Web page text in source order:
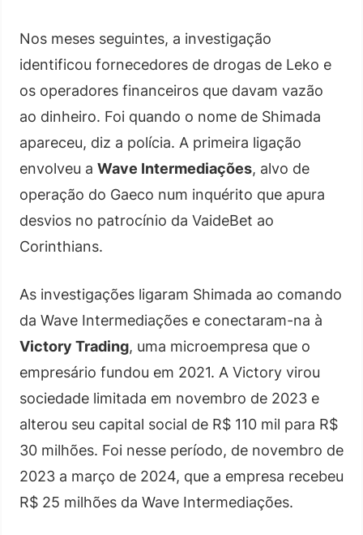
Nos meses seguintes, a investigação
identificou fornecedores de drogas de Leko e
os operadores financeiros que davam vazão
ao dinheiro. Foi quando o nome de Shimada
apareceu, diz a polícia. A primeira ligação
envolveu a Wave Intermediações, alvo de
operação do Gaeco num inquérito que apura
desvios no patrocínio da VaideBet ao
Corinthians.
As investigações ligaram Shimada ao comando
da Wave Intermediações e conectaram-na à
Victory Trading, uma microempresa que o
empresário fundou em 2021. A Victory virou
sociedade limitada em novembro de 2023 e
alterou seu capital social de R$ 110 mil para R$
30 milhões. Foi nesse período, de novembro de
2023 a março de 2024, que a empresa recebeu
R$ 25 milhões da Wave Intermediações.